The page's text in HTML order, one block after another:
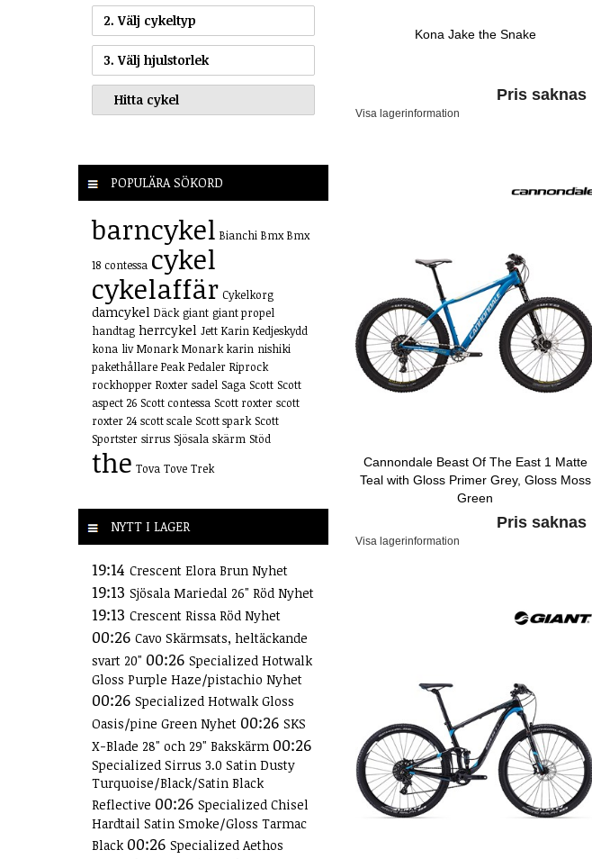
2. Välj cykeltyp
3. Välj hjulstorlek
POPULÄRA SÖKORD
barncykel Bianchi Bmx Bmx
18 contessa cykel
cykelaffär Cykelkorg
damcykel Däck giant giant propel
handtag herrcykel Jett Karin Kedjeskydd
kona liv Monark Monark karin nishiki
pakethållare Peak Pedaler Riprock
rockhopper Roxter sadel Saga Scott Scott
aspect 26 Scott contessa Scott roxter scott
roxter 24 scott scale Scott spark Scott
Sportster sirrus Sjösala skärm Stöd
the Tova Tove Trek
NYTT I LAGER
19:14 Crescent Elora Brun Nyhet
19:13 Sjösala Mariedal 26" Röd Nyhet
19:13 Crescent Rissa Röd Nyhet
00:26 Cavo Skärmsats, heltäckande
svart 20" 00:26 Specialized Hotwalk
Gloss Purple Haze/pistachio Nyhet
00:26 Specialized Hotwalk Gloss
Oasis/pine Green Nyhet 00:26 SKS
X-Blade 28" och 29" Bakskärm 00:26
Specialized Sirrus 3.0 Satin Dusty
Turquoise/Black/Satin Black
Reflective 00:26 Specialized Chisel
Hardtail Satin Smoke/Gloss Tarmac
Black 00:26 Specialized Aethos
Kona Jake the Snake
Pris saknas
Visa lagerinformation
Cannondale Beast Of The East 1 Matte
Teal with Gloss Primer Grey, Gloss Moss
Green
Pris saknas
Visa lagerinformation